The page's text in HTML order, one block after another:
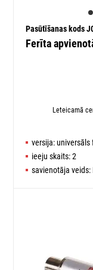
Pasūtīšanas kods
Ferīta
Leteicamā
versija: universāls
ieeju skaits: 2
savienotāja veids: